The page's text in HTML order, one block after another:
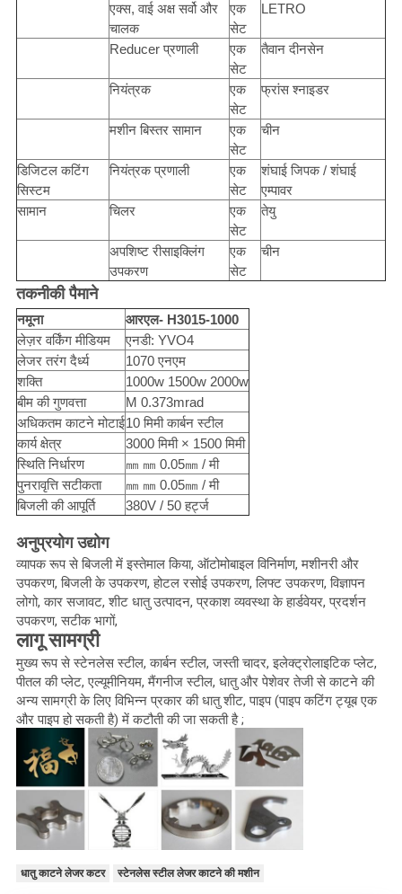
एक्स, वाई अक्ष सर्वो और
चालक
एक
सेट
LETRO
Reducer प्रणाली
एक
सेट
तैवान दीनसेन
नियंत्रक
एक
सेट
फ्रांस श्नाइडर
मशीन बिस्तर सामान
एक
सेट
चीन
डिजिटल कटिंग
सिस्टम
नियंत्रक प्रणाली
एक
सेट
शंघाई जिपक / शंघाई
एम्पावर
सामान
चिलर
एक
सेट
तेयु
अपशिष्ट रीसाइक्लिंग
उपकरण
एक
सेट
चीन
तकनीकी पैमाने
नमूना
आरएल- H3015-1000
लेज़र वर्किंग मीडियम
एनडी: YVO4
लेजर तरंग दैर्ध्य
1070 एनएम
शक्ति
1000w 1500w 2000w
बीम की गुणवत्ता
M 0.373mrad
अधिकतम काटने मोटाई10 मिमी कार्बन स्टील
कार्य क्षेत्र
3000 मिमी × 1500 मिमी
स्थिति निर्धारण
㎜ ㎜ 0.05㎜ / मी
पुनरावृत्ति सटीकता
㎜ ㎜ 0.05㎜ / मी
बिजली की आपूर्ति
380V / 50 हर्ट्ज
अनुप्रयोग उद्योग
व्यापक रूप से बिजली में इस्तेमाल किया, ऑटोमोबाइल विनिर्माण, मशीनरी और
उपकरण, बिजली के उपकरण, होटल रसोई उपकरण, लिफ्ट उपकरण, विज्ञापन
लोगो, कार सजावट, शीट धातु उत्पादन, प्रकाश व्यवस्था के हार्डवेयर, प्रदर्शन
उपकरण, सटीक भागों,
लागू सामग्री
मुख्य रूप से स्टेनलेस स्टील, कार्बन स्टील, जस्ती चादर, इलेक्ट्रोलाइटिक प्लेट,
पीतल की प्लेट, एल्यूमीनियम, मैंगनीज स्टील, धातु और पेशेवर तेजी से काटने की
अन्य सामग्री के लिए विभिन्न प्रकार की धातु शीट, पाइप (पाइप कटिंग ट्यूब एक
और पाइप हो सकती है) में कटौती की जा सकती है ;
धातु काटने लेजर कटर स्टेनलेस स्टील लेजर काटने की मशीन